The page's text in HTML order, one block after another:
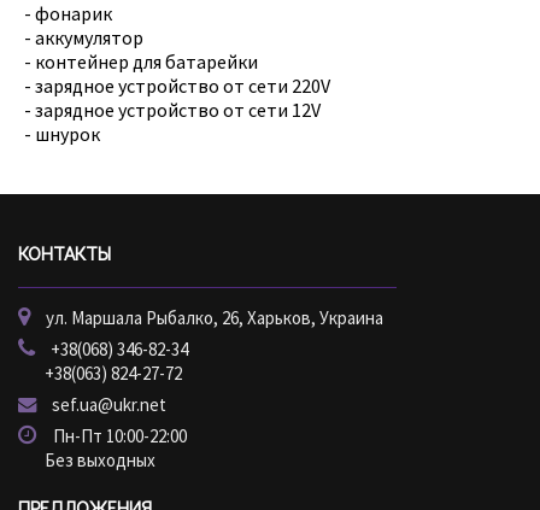
- фонарик
- аккумулятор
- контейнер для батарейки
- зарядное устройство от сети 220V
- зарядное устройство от сети 12V
- шнурок
КОНТАКТЫ
ул. Маршала Рыбалко, 26, Харьков, Украина
+38(068) 346-82-34
+38(063) 824-27-72
sef.ua@ukr.net
Пн-Пт 10:00-22:00
Без выходных